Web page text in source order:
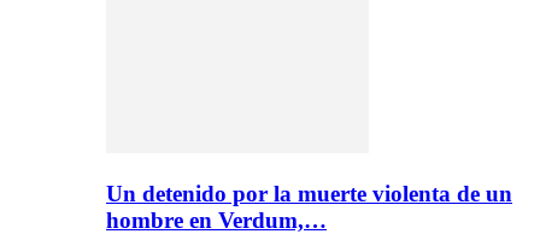
Un detenido por la muerte violenta de un
hombre en Verdum,…